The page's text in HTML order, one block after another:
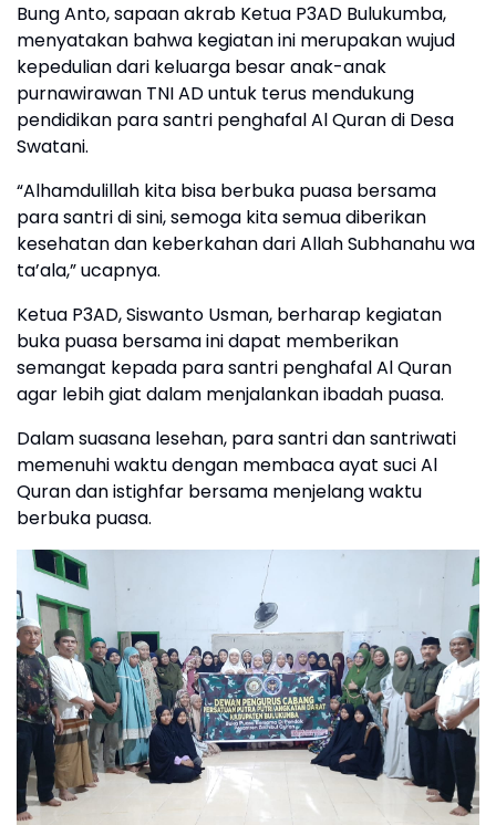
Bung Anto, sapaan akrab Ketua P3AD Bulukumba,
menyatakan bahwa kegiatan ini merupakan wujud
kepedulian dari keluarga besar anak-anak
purnawirawan TNI AD untuk terus mendukung
pendidikan para santri penghafal Al Quran di Desa
Swatani.
“Alhamdulillah kita bisa berbuka puasa bersama
para santri di sini, semoga kita semua diberikan
kesehatan dan keberkahan dari Allah Subhanahu wa
ta’ala,” ucapnya.
Ketua P3AD, Siswanto Usman, berharap kegiatan
buka puasa bersama ini dapat memberikan
semangat kepada para santri penghafal Al Quran
agar lebih giat dalam menjalankan ibadah puasa.
Dalam suasana lesehan, para santri dan santriwati
memenuhi waktu dengan membaca ayat suci Al
Quran dan istighfar bersama menjelang waktu
berbuka puasa.